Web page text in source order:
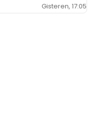
Gisteren, 17:05